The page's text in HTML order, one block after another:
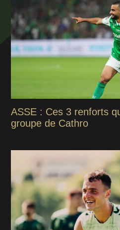
ASSE : Ces 3 renforts
groupe de Cathro